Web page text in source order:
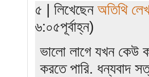
৫ | লিখেছেন অতিথি
৬:০৫পূর্বাহ্ন)
ভালো লাগে যখন কেউ
করতে পারি. ধন্যবাদ